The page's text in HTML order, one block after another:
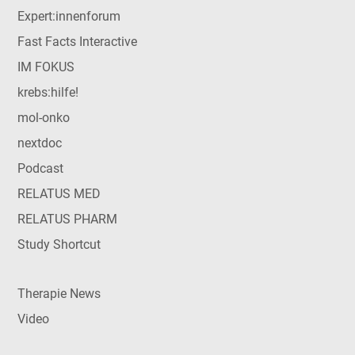
Expert:innenforum
Fast Facts Interactive
IM FOKUS
krebs:hilfe!
mol-onko
nextdoc
Podcast
RELATUS MED
RELATUS PHARM
Study Shortcut
Therapie News
Video